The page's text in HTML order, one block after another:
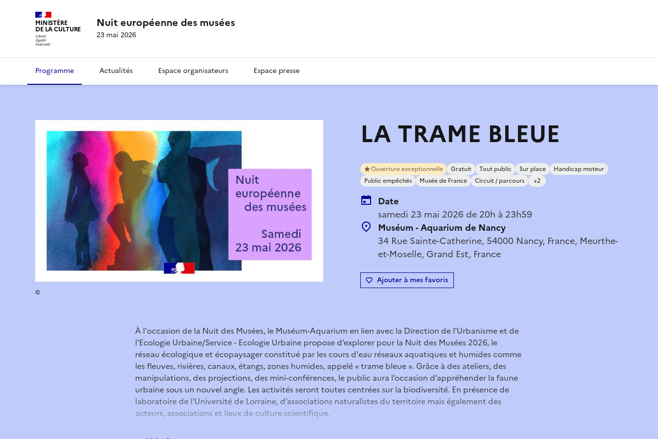
MINISTÈRE
DE LA CULTURE Nuit européenne des musées
23 mai 2026
Programme Actualités Espace organisateurs Espace presse
LA TRAME BLEUE
Ouverture exceptionnelle Gratuit Tout public Sur place
Handicap moteur
Public empêchés
Musée de France Circuit / parcours +2
Date
samedi 23 mai 2026 de 20h à 23h59
Muséum - Aquarium de Nancy
34 Rue Sainte-Catherine, 54000 Nancy, France, Meurthe-
et-Moselle, Grand Est, France
Ajouter à mes favoris
©
À l'occasion de la Nuit des Musées, le Muséum-Aquarium en lien avec la Direction de l'Urbanisme et de
l'Ecologie Urbaine/Service - Ecologie Urbaine propose d’explorer pour la Nuit des Musées 2026, le
réseau écologique et écopaysager constitué par les cours d'eau réseaux aquatiques et humides comme
les fleuves, rivières, canaux, étangs, zones humides, appelé « trame bleue ». Grâce à des ateliers, des
manipulations, des projections, des mini-conférences, le public aura l’occasion d’appréhender la faune
urbaine sous un nouvel angle. Les activités seront toutes centrées sur la biodiversité. En présence de
laboratoire de l’Université de Lorraine, d’associations naturalistes du territoire mais également des
acteurs, associations et lieux de culture scientifique.